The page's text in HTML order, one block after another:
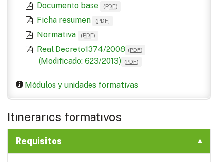
Documento base (PDF)
Ficha resumen (PDF)
Normativa (PDF)
Real Decreto1374/2008 (PDF)
(Modificado: 623/2013) (PDF)
Módulos y unidades formativas
Itinerarios formativos
Requisitos